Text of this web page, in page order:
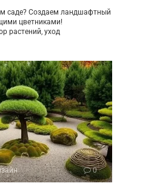
саде? Создаем ландшафтный
цветниками!
растений, уход
0